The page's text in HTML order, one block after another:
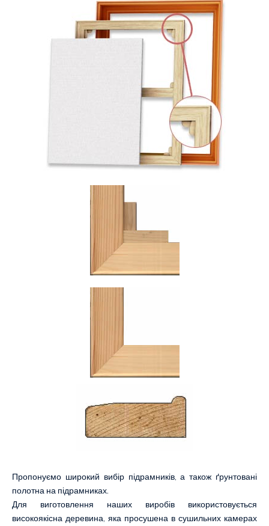
Пропонуємо широкий вибір підрамників, а також ґрунтовані
полотна на підрамниках.
Для виготовлення наших виробів використовується
високоякісна деревина, яка просушена в сушильних камерах